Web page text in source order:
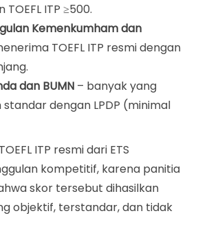
ITP ≥500.
Kemenkumham dan
TOEFL ITP resmi dengan
dan BUMN – banyak yang
dengan LPDP (minimal
ITP resmi dari ETS
kompetitif, karena panitia
skor tersebut dihasilkan
objektif, terstandar, dan tidak